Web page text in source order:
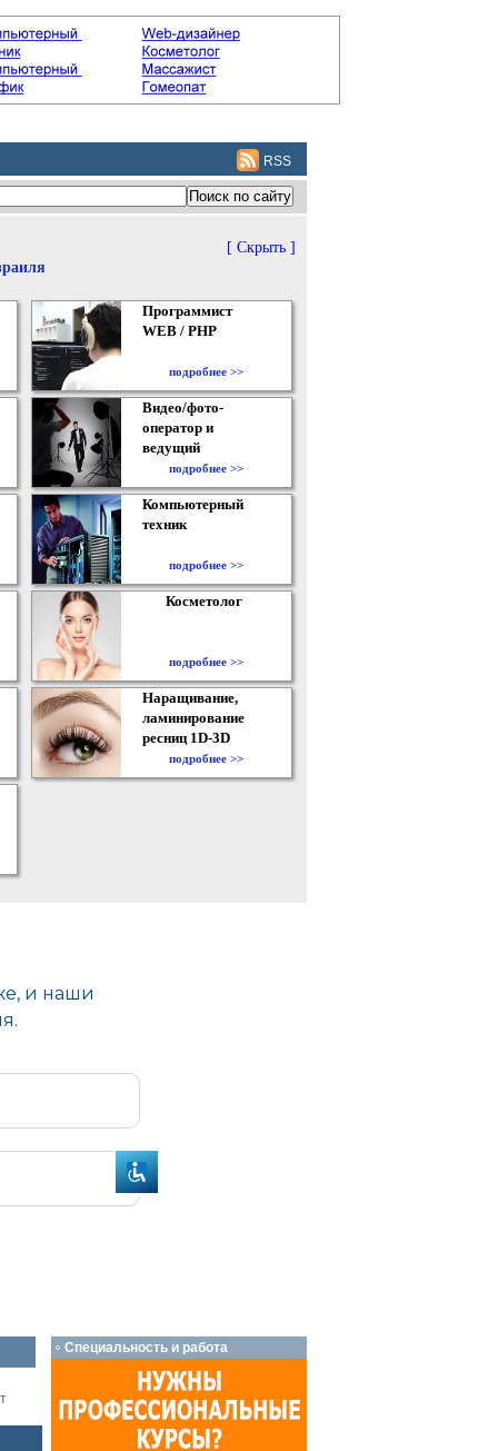
RSS
[ Скрыть ]
Программист
WEB / PHP
подробнее >>
Видео/фото-
оператор и
ведущий
подробнее >>
Компьютерный
техник
подробнее >>
Косметолог
подробнее >>
Наращивание,
ламинирование
ресниц 1D-3D
подробнее >>
Специальность и работа